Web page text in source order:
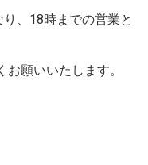
、18時までの営業と
願いいたします。